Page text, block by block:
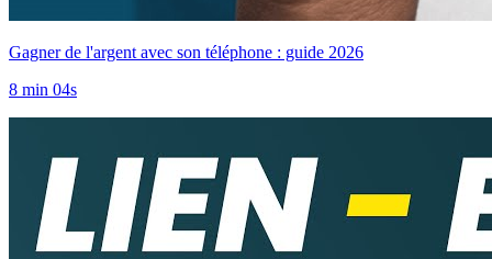
Gagner de l'argent avec son téléphone : guide 2026
8 min 04s